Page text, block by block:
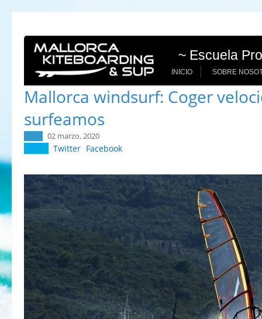
~ Escuela
INICIO SOBRE
Mallorca windsurf: Coger
surfeamos
02 marzo, 2020
Twitter Facebook